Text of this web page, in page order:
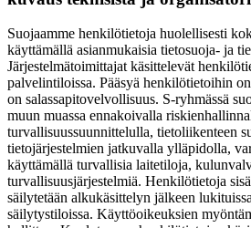
Suojaamme henkilötietoja huolellisesti
käyttämällä asianmukaisia tietosuoja- ja
Järjestelmätoimittajat käsittelevät
palvelintiloissa. Pääsyä henkilötietoihin
on salassapitovelvollisuus. S-ryhmässä
muun muassa ennakoivalla
turvallisuussuunnittelulla, tietoliikenteen
tietojärjestelmien jatkuvalla ylläpidolla,
käyttämällä turvallisia laitetiloja,
turvallisuusjärjestelmiä. Henkilötietoja
säilytetään alkukäsittelyn jälkeen
säilytystiloissa. Käyttöoikeuksien